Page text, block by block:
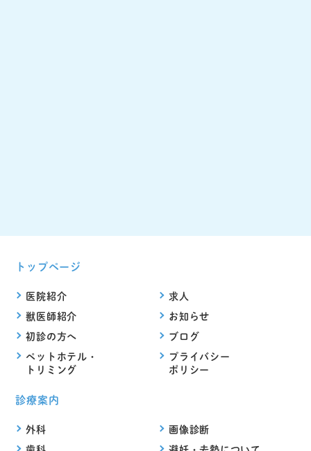
トップページ
医院紹介
獣医師紹介
初診の方へ
ペットホテル・
トリミング
求人
お知らせ
ブログ
プライバシー
ポリシー
診療案内
外科
画像診断